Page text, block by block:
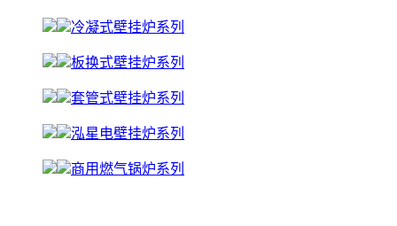
冷凝式壁挂炉系列
板换式壁挂炉系列
套管式壁挂炉系列
泓星电壁挂炉系列
商用燃气锅炉系列